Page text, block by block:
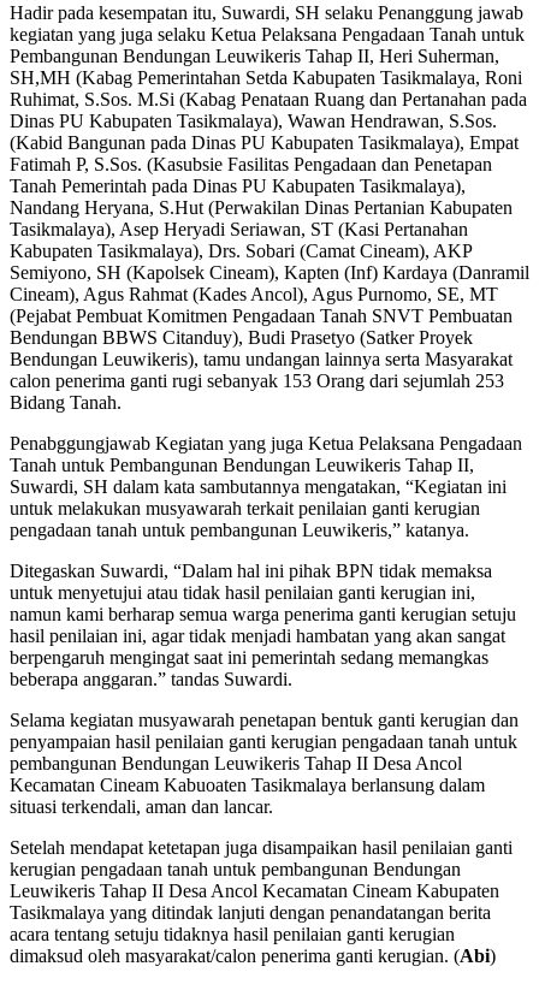
Hadir pada kesempatan itu, Suwardi, SH selaku Penanggung jawab
kegiatan yang juga selaku Ketua Pelaksana Pengadaan Tanah untuk
Pembangunan Bendungan Leuwikeris Tahap II, Heri Suherman,
SH,MH (Kabag Pemerintahan Setda Kabupaten Tasikmalaya, Roni
Ruhimat, S.Sos. M.Si (Kabag Penataan Ruang dan Pertanahan pada
Dinas PU Kabupaten Tasikmalaya), Wawan Hendrawan, S.Sos.
(Kabid Bangunan pada Dinas PU Kabupaten Tasikmalaya), Empat
Fatimah P, S.Sos. (Kasubsie Fasilitas Pengadaan dan Penetapan
Tanah Pemerintah pada Dinas PU Kabupaten Tasikmalaya),
Nandang Heryana, S.Hut (Perwakilan Dinas Pertanian Kabupaten
Tasikmalaya), Asep Heryadi Seriawan, ST (Kasi Pertanahan
Kabupaten Tasikmalaya), Drs. Sobari (Camat Cineam), AKP
Semiyono, SH (Kapolsek Cineam), Kapten (Inf) Kardaya (Danramil
Cineam), Agus Rahmat (Kades Ancol), Agus Purnomo, SE, MT
(Pejabat Pembuat Komitmen Pengadaan Tanah SNVT Pembuatan
Bendungan BBWS Citanduy), Budi Prasetyo (Satker Proyek
Bendungan Leuwikeris), tamu undangan lainnya serta Masyarakat
calon penerima ganti rugi sebanyak 153 Orang dari sejumlah 253
Bidang Tanah.
Penabggungjawab Kegiatan yang juga Ketua Pelaksana Pengadaan
Tanah untuk Pembangunan Bendungan Leuwikeris Tahap II,
Suwardi, SH dalam kata sambutannya mengatakan, “Kegiatan ini
untuk melakukan musyawarah terkait penilaian ganti kerugian
pengadaan tanah untuk pembangunan Leuwikeris,” katanya.
Ditegaskan Suwardi, “Dalam hal ini pihak BPN tidak memaksa
untuk menyetujui atau tidak hasil penilaian ganti kerugian ini,
namun kami berharap semua warga penerima ganti kerugian setuju
hasil penilaian ini, agar tidak menjadi hambatan yang akan sangat
berpengaruh mengingat saat ini pemerintah sedang memangkas
beberapa anggaran.” tandas Suwardi.
Selama kegiatan musyawarah penetapan bentuk ganti kerugian dan
penyampaian hasil penilaian ganti kerugian pengadaan tanah untuk
pembangunan Bendungan Leuwikeris Tahap II Desa Ancol
Kecamatan Cineam Kabuoaten Tasikmalaya berlansung dalam
situasi terkendali, aman dan lancar.
Setelah mendapat ketetapan juga disampaikan hasil penilaian ganti
kerugian pengadaan tanah untuk pembangunan Bendungan
Leuwikeris Tahap II Desa Ancol Kecamatan Cineam Kabupaten
Tasikmalaya yang ditindak lanjuti dengan penandatangan berita
acara tentang setuju tidaknya hasil penilaian ganti kerugian
dimaksud oleh masyarakat/calon penerima ganti kerugian. (Abi)